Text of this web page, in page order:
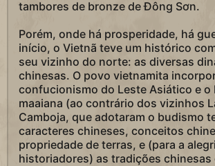
tambores de bronze de Đông Sơn.
Porém, onde há prosperidade, há
início, o Vietnã teve um histórico
seu vizinho do norte: as diversas
chinesas. O povo vietnamita
confucionismo do Leste Asiático e o
maaiana (ao contrário dos vizinhos
Camboja, que adotaram o budismo
caracteres chineses, conceitos
propriedade de terras, e (para a
historiadores) as tradições chinesas